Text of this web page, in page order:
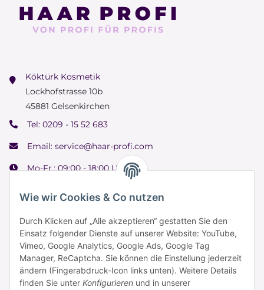
Wie wir Cookies & Co nutzen
Durch Klicken auf „Alle akzeptieren“ gestatten Sie den
Einsatz folgender Dienste auf unserer Website: YouTube,
Vimeo, Google Analytics, Google Ads, Google Tag
Manager, ReCaptcha. Sie können die Einstellung jederzeit
ändern (Fingerabdruck-Icon links unten). Weitere Details
finden Sie unter Konfigurieren und in unserer
Köktürk Kosmetik
Lockhofstrasse 10b
45881 Gelsenkirchen
Tel: 0209 - 15 52 683
Email: service@haar-profi.com
Mo-Fr.: 09:00 - 18:00 Uhr
Samstag: 09:00 - 15:00 Uhr
Informationen
Zahlung & Versand